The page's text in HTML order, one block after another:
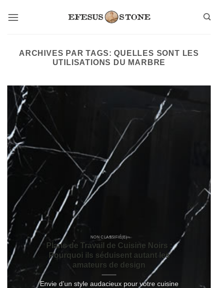
ARCHIVES PAR TAGS:QUELLES SONT LES
UTILISATIONS DU MARBRE
NON CLASSIFIÉ(E)
Plans de Travail de Cuisine Noirs :
Pourquoi ils séduisent autant les
amateurs de design
Envie d’un style audacieux pour votre cuisine